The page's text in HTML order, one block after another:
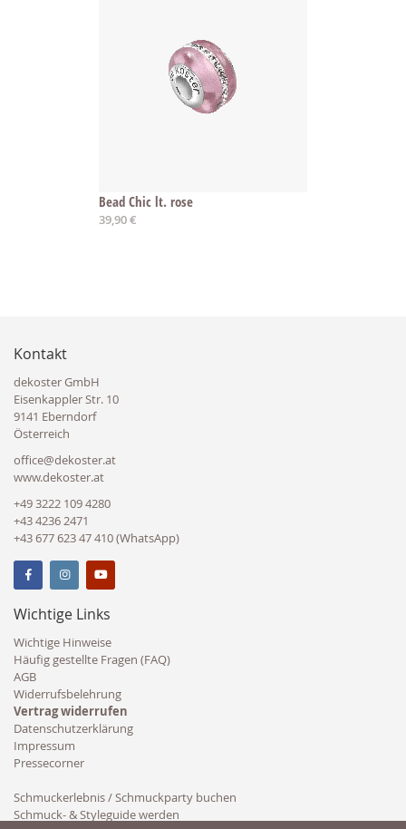
Bead Chic lt. rose
39,90 €
Kontakt
dekoster GmbH
Eisenkappler Str. 10
9141 Eberndorf
Österreich
office@dekoster.at
www.dekoster.at
+49 3222 109 4280
+43 4236 2471
+43 677 623 47 410 (WhatsApp)
Wichtige Links
Wichtige Hinweise
Häufig gestellte Fragen (FAQ)
AGB
Widerrufsbelehrung
Vertrag widerrufen
Datenschutzerklärung
Impressum
Pressecorner
Schmuckerlebnis / Schmuckparty buchen
Schmuck- & Styleguide werden